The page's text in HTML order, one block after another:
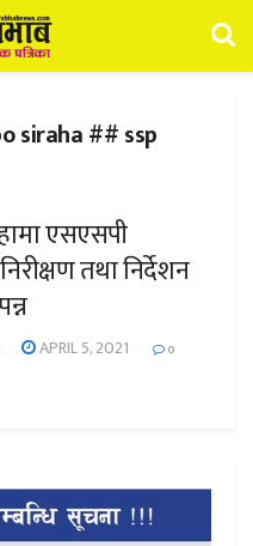
siraha ## ssp
एसएसपी
तथा निर्देशन
APRIL 5, 2021 0